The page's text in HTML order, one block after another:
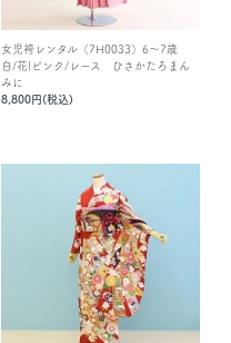
女児袴レンタル（7H0033）6～7歳
白/花|ピンク/レース ひさかたろまん
みに
8,800円(税込)